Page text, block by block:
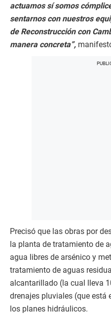
actuamos sí somos
sentarnos con nuestros
de Reconstrucción con
manera concreta”,
Precisó que las obras por
la planta de tratamiento de
agua libres de arsénico y
tratamiento de aguas
alcantarillado (la cual lleva
drenajes pluviales (que está
los planes hidráulicos.